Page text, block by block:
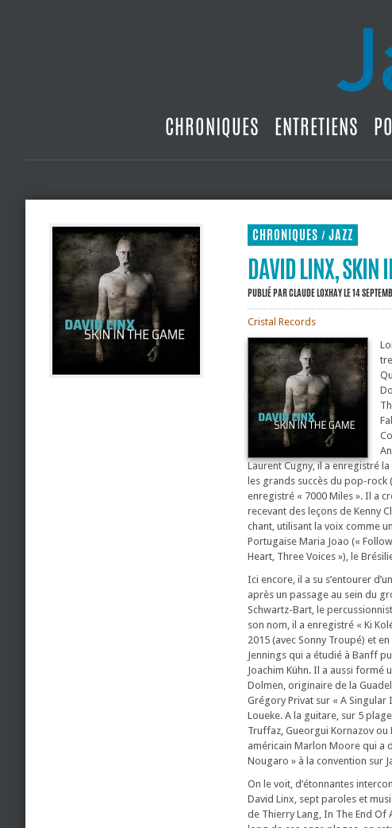
CHRONIQUES ENTRETIENS
CHRONIQUES / JAZZ
DAVID LINX, SKIN
PUBLIÉ PARCLAUDE LOXHAYLE 14
Cristal Records
Laurent Cugny, il a enregistré
les grands succès du pop-rock
enregistré « 7000 Miles ». Il a
recevant des leçons de Kenny
chant, utilisant la voix comme
Portugaise Maria Joao («
Heart, Three Voices »), le
Ici encore, il a su s’entourer
après un passage au sein du
Schwartz-Bart, le
son nom, il a enregistré « Ki
2015 (avec Sonny Troupé) et
Jennings qui a étudié à Banff
Joachim Kühn. Il a aussi formé
Dolmen, originaire de la
Grégory Privat sur « A Singular
Loueke. A la guitare, sur 5
Truffaz, Gueorgui Kornazov
américain Marlon Moore qui a
Nougaro » à la convention sur
On le voit, d’étonnantes
David Linx, sept paroles et
de Thierry Lang, In The End Of